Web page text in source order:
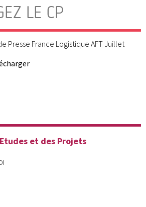
LE CP
Presse France Logistique AFT Juillet
et des Projets